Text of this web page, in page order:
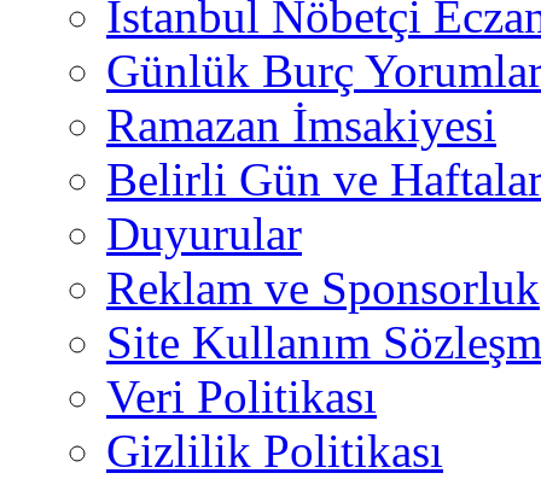
İstanbul Nöbetçi
Günlük Burç
Ramazan İmsakiyesi
Belirli Gün ve
Duyurular
Reklam ve Sponsorluk
Site Kullanım
Veri Politikası
Gizlilik Politikası